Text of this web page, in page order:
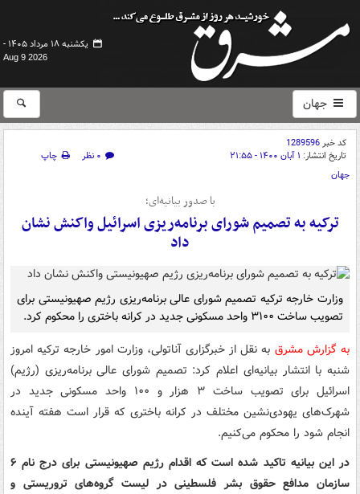
یکشنبه ۱۸ مرداد ۱۴۰۵ -
Aug 9 2026
جهان
کد خبر1289596
تاریخ انتشار: ۱ آبان ۱۴۰۰ - ۲۱:۵۵ ۰ نظر
چاپ
جهان
با صدور بیانیه‌ای؛
ترکیه به تصمیم شورای برنامه‌ریزی اسرائیل واکنش نشان
داد
وزارت خارجه ترکیه تصمیم شورای عالی برنامه‌ریزی رژیم صهیونیستی برای
تصویب ساخت ۳۱۰۰ واحد مسکونی جدید در کرانه باختری را محکوم کرد.
به گزارش مشرق به نقل از خبرگزاری آناتولی، وزارت امور خارجه ترکیه امروز
شنبه با انتشار بیانیه‌ای اعلام کرد: تصمیم شورای عالی برنامه‌ریزی (رژیم)
اسرائیل برای تصویب ساخت ۳ هزار و ۱۰۰ واحد مسکونی جدید در
شهرک‌های یهودی‌نشین مختلف در کرانه باختری که قرار است هفته آینده
انجام شود را محکوم می‌کنیم.
در این بیانیه تاکید شده است که اقدام رژیم صهیونیستی برای درج نام ۶
سازمان مدافع حقوق بشر فلسطینی در لیست گروه‌های تروریستی و